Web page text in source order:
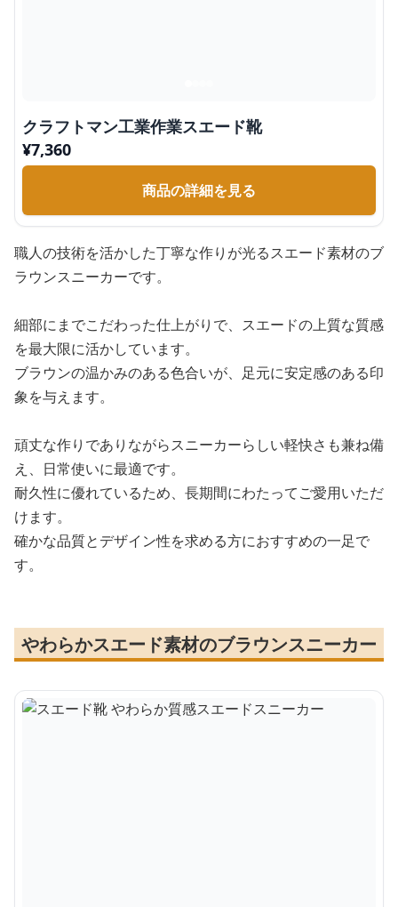
クラフトマン工業作業スエード靴
¥7,360
商品の詳細を見る
職人の技術を活かした丁寧な作りが光るスエード素材のブ
ラウンスニーカーです。
細部にまでこだわった仕上がりで、スエードの上質な質感
を最大限に活かしています。
ブラウンの温かみのある色合いが、足元に安定感のある印
象を与えます。
頑丈な作りでありながらスニーカーらしい軽快さも兼ね備
え、日常使いに最適です。
耐久性に優れているため、長期間にわたってご愛用いただ
けます。
確かな品質とデザイン性を求める方におすすめの一足で
す。
やわらかスエード素材のブラウンスニーカー